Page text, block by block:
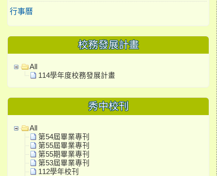
行事曆
校務發展計畫
All
114學年度校務發展計畫
秀中校刊
All
第54屆畢業專刊
第55屆畢業專刊
第55期畢業專刊
第53屆畢業專刊
112學年校刊